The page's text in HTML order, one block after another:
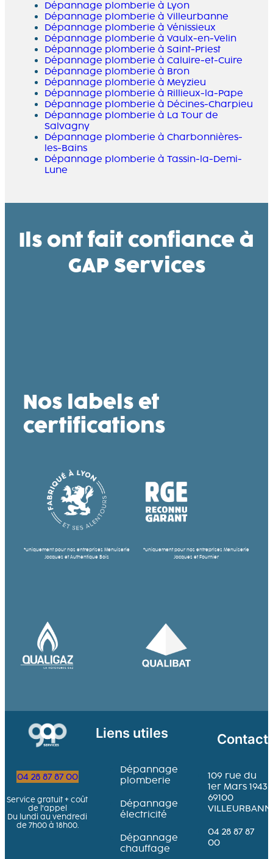
Dépannage plomberie à Lyon
Dépannage plomberie à Villeurbanne
Dépannage plomberie à Vénissieux
Dépannage plomberie à Vaulx-en-Velin
Dépannage plomberie à Saint-Priest
Dépannage plomberie à Caluire-et-Cuire
Dépannage plomberie à Bron
Dépannage plomberie à Meyzieu
Dépannage plomberie à Rillieux-la-Pape
Dépannage plomberie à Décines-Charpieu
Dépannage plomberie à La Tour de
Salvagny
Dépannage plomberie à Charbonnières-
les-Bains
Dépannage plomberie à Tassin-la-Demi-
Lune
Ils ont fait confiance à
GAP Services
Nos labels et
certifications
*uniquement pour nos entreprises Menuiserie
Jacques et Authentique Bois
*uniquement pour nos entreprises Menuiserie
Jacques et Fournier
Liens utiles
Dépannage
plomberie
Dépannage
électricité
Dépannage
chauffage
04 28 87 87 00
Service gratuit + coût
de l’appel
Du lundi au vendredi
de 7h00 à 18h00.
Contact
109 rue du
1er Mars 1943
69100
04 28 87 87
00